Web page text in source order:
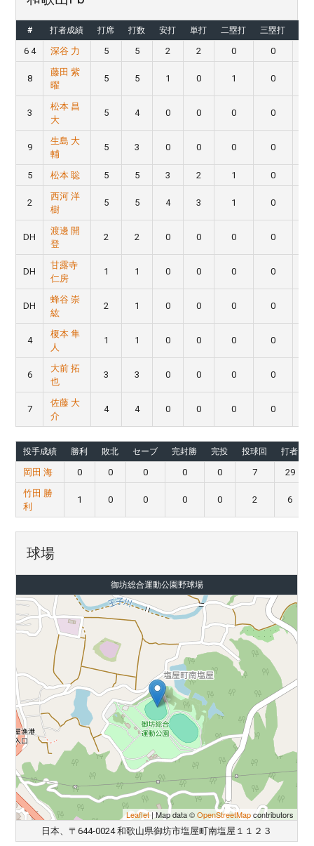
# 打者成績 打席 打数 安打 単打 二塁打 三塁打
6 4 深谷 力 5 5 2 2 0 0
8
藤田 紫
曜
5 5 1 0 1 0
3
松本 昌
大
5 4 0 0 0 0
9
生島 大
輔
5 3 0 0 0 0
5 松本 聡 5 5 3 2 1 0
2
西河 洋
樹
5 5 4 3 1 0
DH
渡邊 開
登
2 2 0 0 0 0
DH
甘露寺
仁房
1 1 0 0 0 0
DH
蜂谷 崇
紘
2 1 0 0 0 0
4
榎本 隼
人
1 1 0 0 0 0
6
大前 拓
也
3 3 0 0 0 0
7
佐藤 大
介
4 4 0 0 0 0
投手成績 勝利 敗北 セーブ 完封勝 完投 投球回 打者
岡田 海 0 0 0 0 0 7
29
竹田 勝
利
1 0 0 0 0 2 6
球場
御坊総合運動公園野球場
Leaflet| Map data ©OpenStreetMapcontributors
日本、〒644-0024 和歌山県御坊市塩屋町南塩屋１１２３